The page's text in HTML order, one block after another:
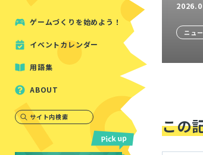
ゲームづくりを始めよう！
イベントカレンダー
用語集
ABOUT
サイト内検索
ニュ
この